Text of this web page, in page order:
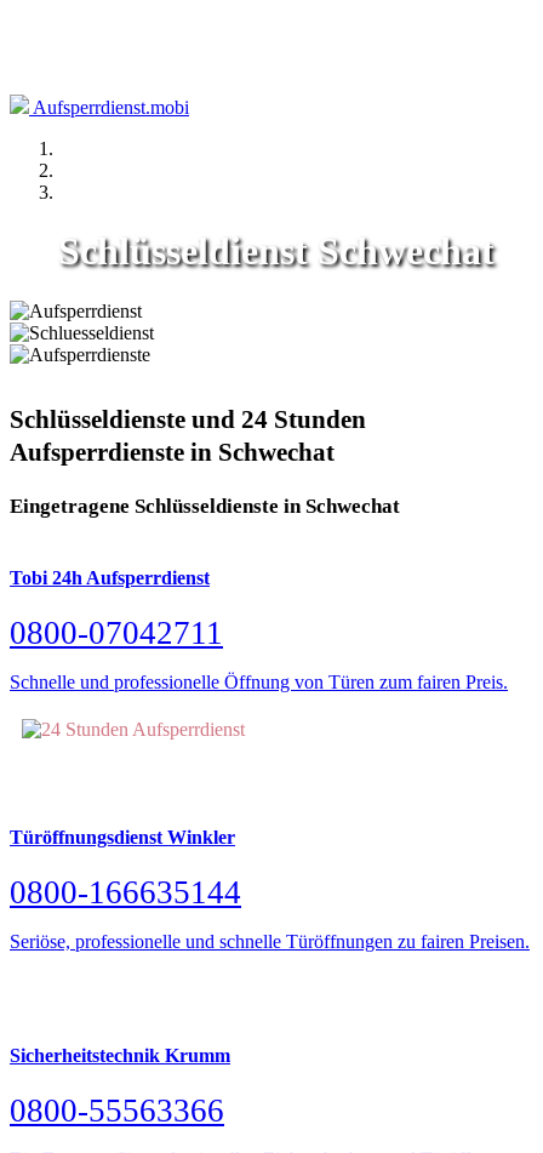
Aufsperrdienst.mobi
Schlüsseldienst Schwechat
Schlüsseldienste und 24 Stunden
Aufsperrdienste in Schwechat
Eingetragene Schlüsseldienste in Schwechat
Tobi 24h Aufsperrdienst
0800-07042711
Schnelle und professionelle Öffnung von Türen zum fairen Preis.
Türöffnungsdienst Winkler
0800-166635144
Seriöse, professionelle und schnelle Türöffnungen zu fairen Preisen.
Sicherheitstechnik Krumm
0800-55563366